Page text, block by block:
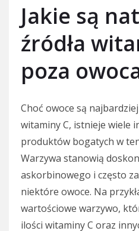
Jakie są
źródła
poza
Choć owoce są
witaminy C, istnieje wiele
produktów bogatych w
Warzywa stanowią
askorbinowego i często
niektóre owoce. Na
wartościowe warzywo,
ilości witaminy C oraz